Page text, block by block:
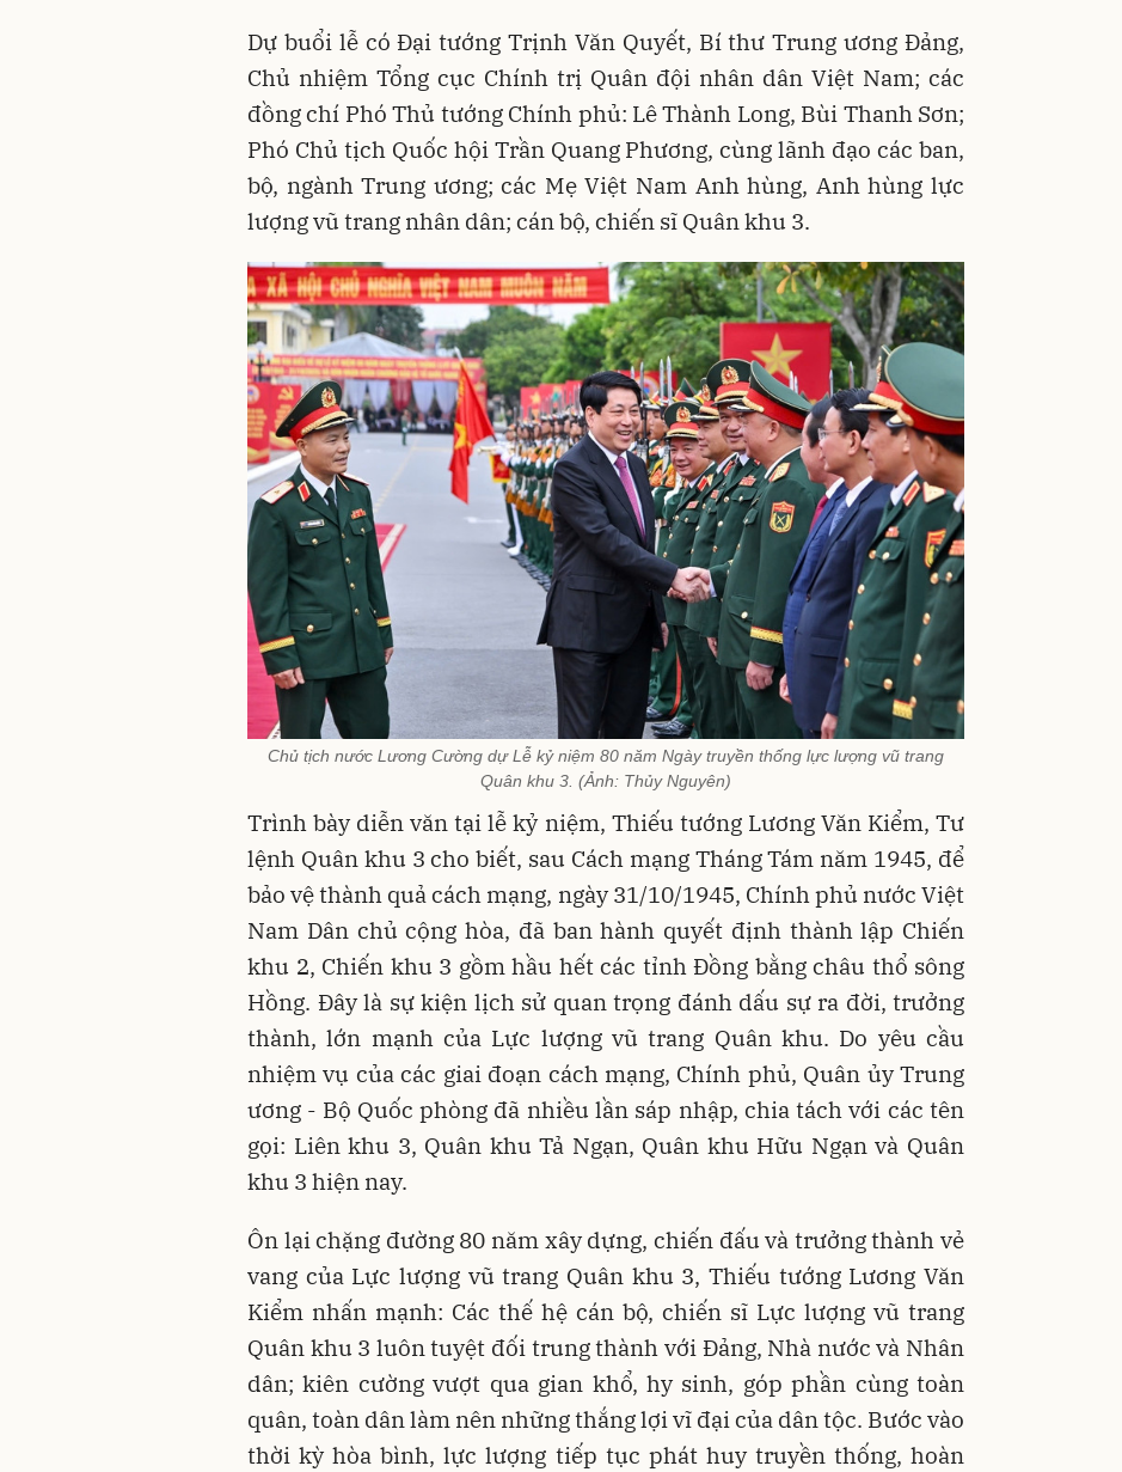
Dự buổi lễ có Đại tướng Trịnh Văn Quyết, Bí thư Trung ương Đảng,
Chủ nhiệm Tổng cục Chính trị Quân đội nhân dân Việt Nam; các
đồng chí Phó Thủ tướng Chính phủ: Lê Thành Long, Bùi Thanh Sơn;
Phó Chủ tịch Quốc hội Trần Quang Phương, cùng lãnh đạo các ban,
bộ, ngành Trung ương; các Mẹ Việt Nam Anh hùng, Anh hùng lực
lượng vũ trang nhân dân; cán bộ, chiến sĩ Quân khu 3.
Chủ tịch nước Lương Cường dự Lễ kỷ niệm 80 năm Ngày truyền thống lực lượng vũ trang
Quân khu 3. (Ảnh: Thủy Nguyên)
Trình bày diễn văn tại lễ kỷ niệm, Thiếu tướng Lương Văn Kiểm, Tư
lệnh Quân khu 3 cho biết, sau Cách mạng Tháng Tám năm 1945, để
bảo vệ thành quả cách mạng, ngày 31/10/1945, Chính phủ nước Việt
Nam Dân chủ cộng hòa, đã ban hành quyết định thành lập Chiến
khu 2, Chiến khu 3 gồm hầu hết các tỉnh Đồng bằng châu thổ sông
Hồng. Đây là sự kiện lịch sử quan trọng đánh dấu sự ra đời, trưởng
thành, lớn mạnh của Lực lượng vũ trang Quân khu. Do yêu cầu
nhiệm vụ của các giai đoạn cách mạng, Chính phủ, Quân ủy Trung
ương - Bộ Quốc phòng đã nhiều lần sáp nhập, chia tách với các tên
gọi: Liên khu 3, Quân khu Tả Ngạn, Quân khu Hữu Ngạn và Quân
khu 3 hiện nay.
Ôn lại chặng đường 80 năm xây dựng, chiến đấu và trưởng thành vẻ
vang của Lực lượng vũ trang Quân khu 3, Thiếu tướng Lương Văn
Kiểm nhấn mạnh: Các thế hệ cán bộ, chiến sĩ Lực lượng vũ trang
Quân khu 3 luôn tuyệt đối trung thành với Đảng, Nhà nước và Nhân
dân; kiên cường vượt qua gian khổ, hy sinh, góp phần cùng toàn
quân, toàn dân làm nên những thắng lợi vĩ đại của dân tộc. Bước vào
thời kỳ hòa bình, lực lượng tiếp tục phát huy truyền thống, hoàn